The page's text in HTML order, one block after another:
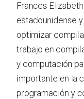
Frances
estadounidense
optimizar
trabajo en
y computación
importante en la
programación y